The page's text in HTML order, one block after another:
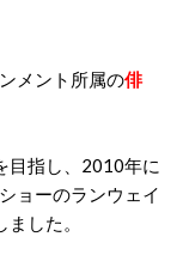
メント所属の俳
目指し、2010年に
ョーのランウェイ
した。